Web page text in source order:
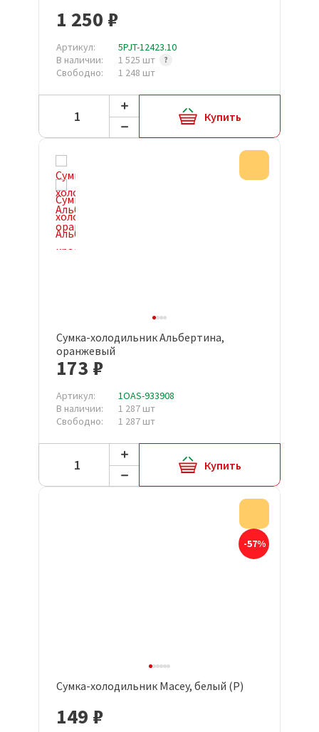
1 250 ₽
Артикул:
5PJT-12423.10
В наличии:
1 525 шт
Свободно:
1 248 шт
Купить
Сумка-холодильник Альбертина,
оранжевый
173 ₽
Артикул:
1OAS-933908
В наличии:
1 287 шт
Свободно:
1 287 шт
Купить
-57%
Сумка-холодильник Macey, белый (Р)
149 ₽